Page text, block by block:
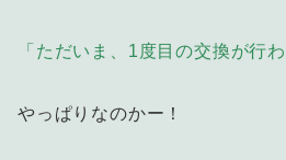
「ただいま、1度目の交換が行
やっぱりなのかー！